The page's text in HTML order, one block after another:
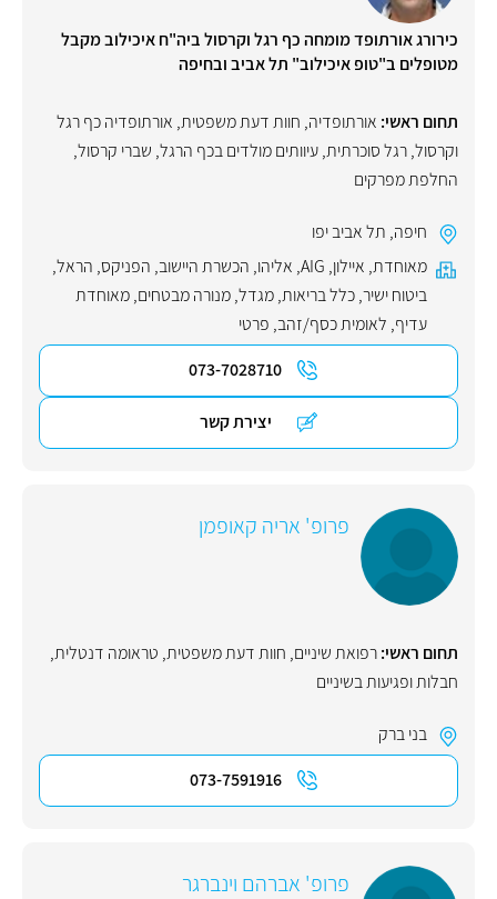
כירורג אורתופד מומחה כף רגל וקרסול ביה"ח איכילוב מקבל
מטופלים ב"טופ איכילוב" תל אביב ובחיפה
תחום ראשי: אורתופדיה, חוות דעת משפטית, אורתופדיה כף רגל
וקרסול,רגל סוכרתית,עיוותים מולדים בכף הרגל, שברי קרסול,
החלפת מפרקים
חיפה, תל אביב יפו
מאוחדת, איילון,
AIG
, אליהו, הכשרת היישוב, הפניקס, הראל,
ביטוח ישיר,כלל בריאות,מגדל,מנורה מבטחים,מאוחדת
עדיף, לאומית כסף/זהב, פרטי
073-7028710
יצירת קשר
פרופ' אריה קאופמן
תחום ראשי:רפואת שיניים, חוות דעת משפטית, טראומה דנטלית,
חבלות ופגיעות בשיניים
בני ברק
073-7591916
פרופ' אברהם וינברגר